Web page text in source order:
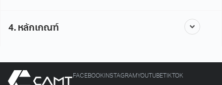
4. หลักเกณฑ์
FACEBOOK INSTAGRAMYOUTUBE TIKTOK